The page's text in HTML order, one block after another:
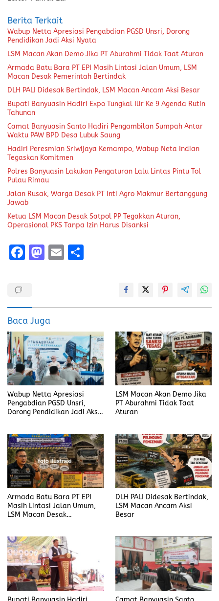
Berita Terkait
Wabup Netta Apresiasi Pengabdian PGSD Unsri, Dorong
Pendidikan Jadi Aksi Nyata
LSM Macan Akan Demo Jika PT Aburahmi Tidak Taat Aturan
Armada Batu Bara PT EPI Masih Lintasi Jalan Umum, LSM
Macan Desak Pemerintah Bertindak
DLH PALI Didesak Bertindak, LSM Macan Ancam Aksi Besar
Bupati Banyuasin Hadiri Expo Tungkal Ilir Ke 9 Agenda Rutin
Tahunan
Camat Banyuasin Santo Hadiri Pengambilan Sumpah Antar
Waktu PAW BPD Desa Lubuk Saung
Hadiri Peresmian Sriwijaya Kemampo, Wabup Neta Indian
Tegaskan Komitmen
Polres Banyuasin Lakukan Pengaturan Lalu Lintas Pintu Tol
Pulau Rimau
Jalan Rusak, Warga Desak PT Inti Agro Makmur Bertanggung
Jawab
Ketua LSM Macan Desak Satpol PP Tegakkan Aturan,
Operasional PKS Tanpa Izin Harus Disanksi
F
o
o
k
M
d
o
n
E
Baca Juga
Wabup Netta Apresiasi
Pengabdian PGSD Unsri,
Dorong Pendidikan Jadi Aksi
LSM Macan Akan Demo Jika
PT Aburahmi Tidak Taat
Aturan
Armada Batu Bara PT EPI
Masih Lintasi Jalan Umum,
LSM Macan Desak
DLH PALI Didesak Bertindak,
LSM Macan Ancam Aksi
Besar